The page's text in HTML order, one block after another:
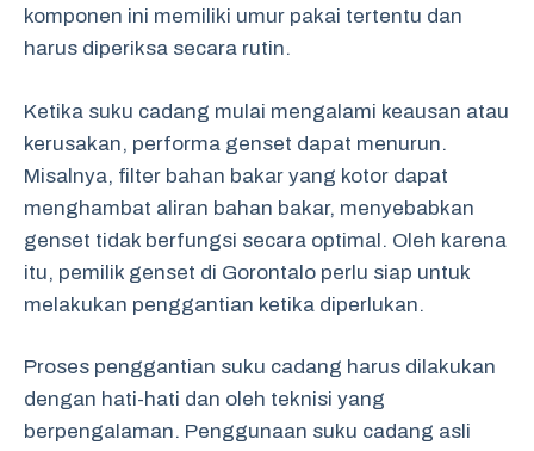
komponen ini memiliki umur pakai tertentu dan
harus diperiksa secara rutin.
Ketika suku cadang mulai mengalami keausan atau
kerusakan, performa genset dapat menurun.
Misalnya, filter bahan bakar yang kotor dapat
menghambat aliran bahan bakar, menyebabkan
genset tidak berfungsi secara optimal. Oleh karena
itu, pemilik genset di Gorontalo perlu siap untuk
melakukan penggantian ketika diperlukan.
Proses penggantian suku cadang harus dilakukan
dengan hati-hati dan oleh teknisi yang
berpengalaman. Penggunaan suku cadang asli